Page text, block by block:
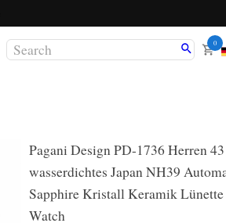
0
Pagani Design PD-1736 Herren
wasserdichtes Japan NH39
Sapphire Kristall Keramik
Watch